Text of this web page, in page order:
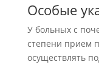
Особые
У больных с
степени прием
осуществлять